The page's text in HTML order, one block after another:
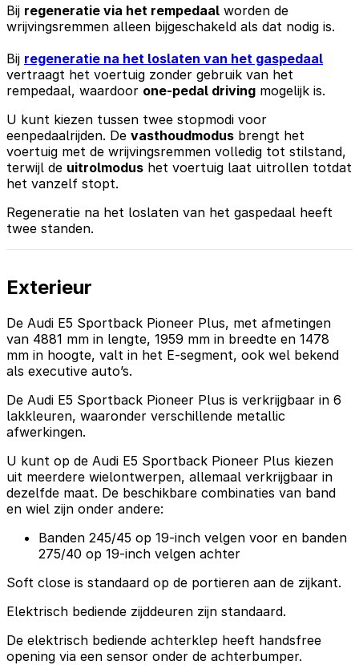
Bij regeneratie via het rempedaal worden de
wrijvingsremmen alleen bijgeschakeld als dat nodig is.
Bij regeneratie na het loslaten van het gaspedaal
vertraagt het voertuig zonder gebruik van het
rempedaal, waardoor one-pedal driving mogelijk is.
U kunt kiezen tussen twee stopmodi voor
eenpedaalrijden. De vasthoudmodus brengt het
voertuig met de wrijvingsremmen volledig tot stilstand,
terwijl de uitrolmodus het voertuig laat uitrollen totdat
het vanzelf stopt.
Regeneratie na het loslaten van het gaspedaal heeft
twee standen.
Exterieur
De Audi E5 Sportback Pioneer Plus, met afmetingen
van 4881 mm in lengte, 1959 mm in breedte en 1478
mm in hoogte, valt in het E-segment, ook wel bekend
als executive auto’s.
De Audi E5 Sportback Pioneer Plus is verkrijgbaar in 6
lakkleuren, waaronder verschillende metallic
afwerkingen.
U kunt op de Audi E5 Sportback Pioneer Plus kiezen
uit meerdere wielontwerpen, allemaal verkrijgbaar in
dezelfde maat. De beschikbare combinaties van band
en wiel zijn onder andere:
Banden 245/45 op 19-inch velgen voor en banden
275/40 op 19-inch velgen achter
Soft close is standaard op de portieren aan de zijkant.
Elektrisch bediende zijddeuren zijn standaard.
De elektrisch bediende achterklep heeft handsfree
opening via een sensor onder de achterbumper.